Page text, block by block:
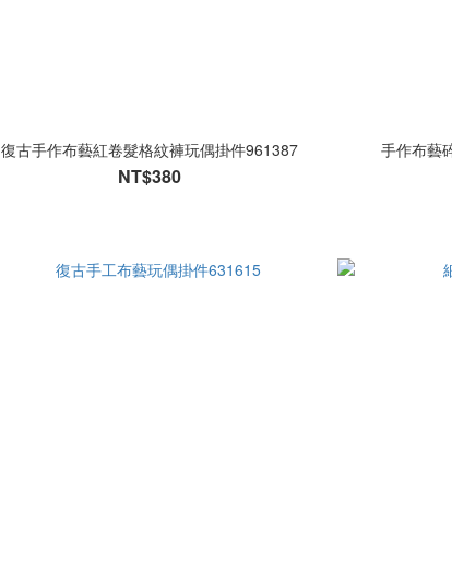
復古手作布藝紅卷髮格紋褲玩偶掛件961387
NT$380
手作布藝